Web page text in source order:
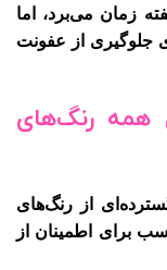
زمان می‌برد، اما
جلوگیری از عفونت
همه رنگ‌های
از رنگ‌های
برای اطمینان از